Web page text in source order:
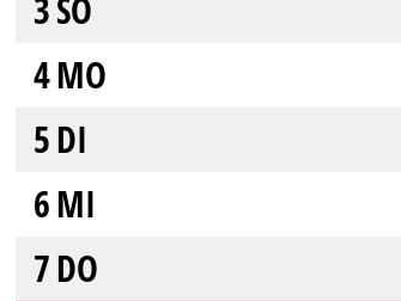
3SO
4MO
5DI
6MI
7DO